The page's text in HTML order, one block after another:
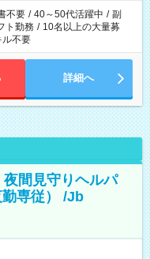
不要 / 40～50代活躍中 / 副
ト勤務 / 10名以上の大量募
ル不要
詳細へ
夜間見守りヘルパ
勤専従） /Jb